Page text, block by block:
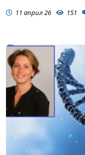
11 април 26 151